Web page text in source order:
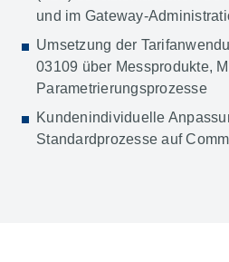
und im Gateway-
Umsetzung der
03109 über Messprodukte,
Parametrierungsprozesse
Kundenindividuelle
Standardprozesse auf